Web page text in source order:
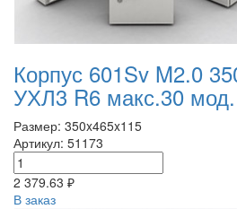
Корпус 601Sv M2.0
УХЛ3 R6 макс.30 мод.
Размер: 350x465x115
Артикул: 51173
2 379.63 ₽
В заказ